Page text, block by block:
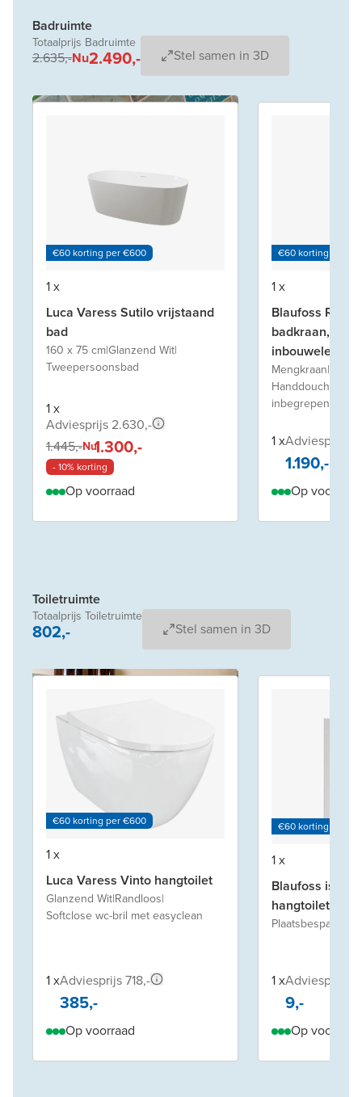
Badruimte
Totaalprijs Badruimte
2.635,-Nu2.490,- Stel samen in 3D
€60 korting per €600
1 x
Luca Varess Sutilo vrijstaand
bad
160 x 75 cm|Glanzend Wit|
Tweepersoonsbad
1 x
Adviesprijs 2.630,-
1.445,-Nu1.300,-
- 10% korting
Op voorraad
€60 korting per
1 x
Blaufoss
badkraan,
inbouwelement
Mengkraan|
Handdouche en
inbegrepen
1 xAdviesprijs
1.190,-
Op voorraad
Toiletruimte
Totaalprijs Toiletruimte
802,- Stel samen in 3D
€60 korting per €600
1 x
Luca Varess Vinto hangtoilet
Glanzend Wit|Randloos|
Softclose wc-bril met easyclean
1 xAdviesprijs 718,-
385,-
Op voorraad
€60 korting per
1 x
Blaufoss
hangtoilet
Plaatsbesparend
1 xAdviesprijs
9,-
Op voorraad